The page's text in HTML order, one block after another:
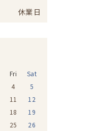
休業日
Fri
Sat
4
5
11
12
18
19
25
26